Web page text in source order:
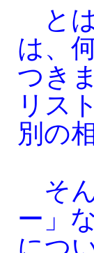
とは
は、
つき
リス
別の
そん
ー」